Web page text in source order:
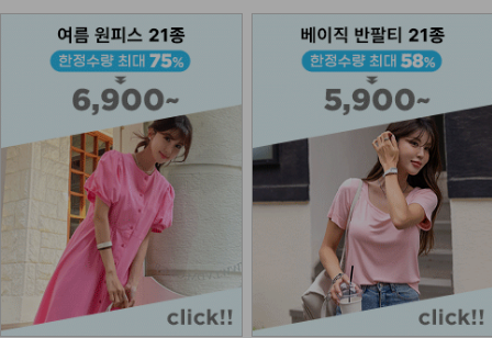
NK21-T-37/린넨나시
12,900 9,900
KO62-T-10/린넨 심플브이_DY
14,900
NK53-M-3/올드머니 가디건 머플러